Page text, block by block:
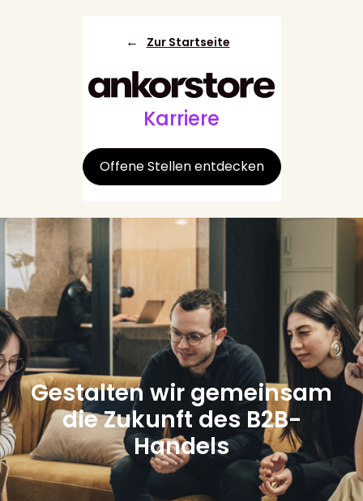
← Zur Startseite
Karriere
Offene Stellen entdecken
Gestalten wir gemeinsam
die Zukunft des B2B-
Handels